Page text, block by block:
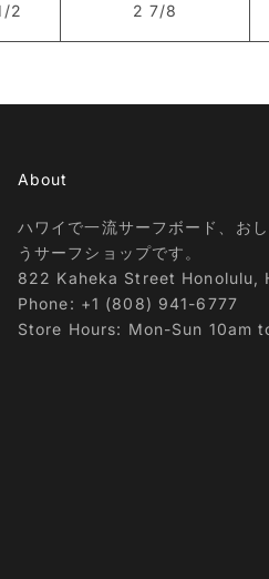
2 2 7/8
About
ハワイで一流サーフボード、お
うサーフショップです。
822 Kaheka Street Honolulu,
Phone: +1 (808) 941-6777
Store Hours: Mon-Sun 10am